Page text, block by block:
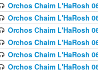
Orchos Chaim L'HaRosh
Orchos Chaim L'HaRosh
Orchos Chaim L'HaRosh
Orchos Chaim L'HaRosh
Orchos Chaim L'HaRosh
Orchos Chaim L'HaRosh